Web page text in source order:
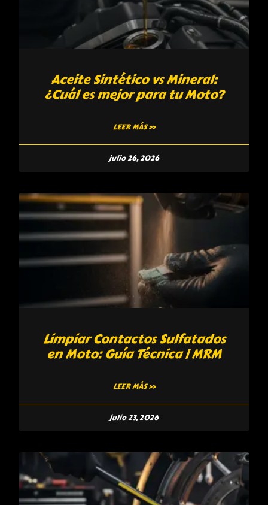
Aceite Sintético vs Mineral:
¿Cuál es mejor para tu Moto?
LEER MÁS »
julio 26, 2026
Limpiar Contactos Sulfatados
en Moto: Guía Técnica | MRM
LEER MÁS »
julio 23, 2026